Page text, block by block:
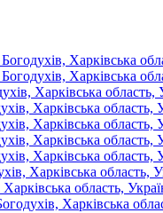
Харківська
Харківська
Харківська область,
Харківська область,
Харківська область,
Харківська область,
Харківська область,
Харківська область,
область,
Харківська